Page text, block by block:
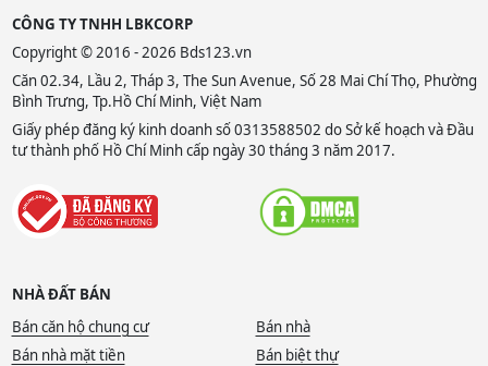
CÔNG TY TNHH LBKCORP
Copyright © 2016 - 2026 Bds123.vn
Căn 02.34, Lầu 2, Tháp 3, The Sun Avenue, Số 28 Mai Chí Thọ, Phường
Bình Trưng, Tp.Hồ Chí Minh, Việt Nam
Giấy phép đăng ký kinh doanh số 0313588502 do Sở kế hoạch và Đầu
tư thành phố Hồ Chí Minh cấp ngày 30 tháng 3 năm 2017.
NHÀ ĐẤT BÁN
Bán căn hộ chung cư
Bán nhà
Bán nhà mặt tiền
Bán biệt thự